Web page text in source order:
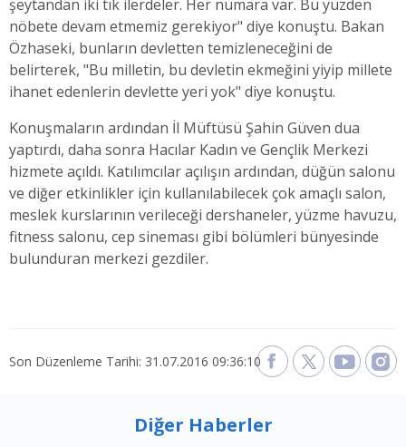
şeytandan iki tık ilerdeler. Her numara var. Bu yüzden
nöbete devam etmemiz gerekiyor" diye konuştu. Bakan
Özhaseki, bunların devletten temizleneceğini de
belirterek, "Bu milletin, bu devletin ekmeğini yiyip millete
ihanet edenlerin devlette yeri yok" diye konuştu.
Konuşmaların ardından İl Müftüsü Şahin Güven dua
yaptırdı, daha sonra Hacılar Kadın ve Gençlik Merkezi
hizmete açıldı. Katılımcılar açılışın ardından, düğün salonu
ve diğer etkinlikler için kullanılabilecek çok amaçlı salon,
meslek kurslarının verileceği dershaneler, yüzme havuzu,
fitness salonu, cep sineması gibi bölümleri bünyesinde
bulunduran merkezi gezdiler.
Son Düzenleme Tarihi: 31.07.2016 09:36:10
Diğer Haberler